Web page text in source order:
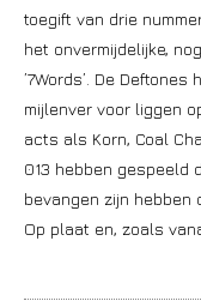
toegift van drie
het onvermijdelijke,
’7Words’. De
mijlenver voor liggen
acts als Korn, Coal
013 hebben gespeeld
bevangen zijn hebben
Op plaat en, zoals